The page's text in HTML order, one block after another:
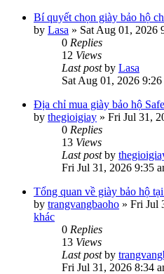
Bí quyết chọn giày bảo hộ
by Lasa » Sat Aug 01, 2026
0 Replies
12 Views
Last postby Lasa
Sat Aug 01, 2026 9:26
Địa chỉ mua giày bảo hộ
by thegioigiay » Fri Jul 31,
0 Replies
13 Views
Last postby
Fri Jul 31, 2026 9:35
Tổng quan về giày bảo hộ
by trangvangbaoho » Fri Jul
khác
0 Replies
13 Views
Last postby
Fri Jul 31, 2026 8:34